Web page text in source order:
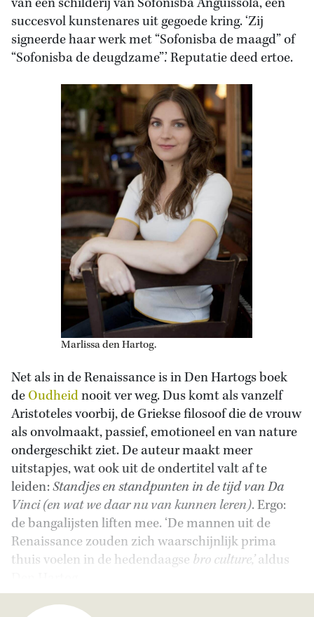
succesvol kunstenares uit gegoede kring. ‘Zij
signeerde haar werk met “Sofonisba de maagd” of
“Sofonisba de deugdzame”.’ Reputatie deed ertoe.
Marlissa den Hartog.
Net als in de Renaissance is in Den Hartogs boek
deOudheidnooit ver weg. Dus komt als vanzelf
Aristoteles voorbij, de Griekse filosoof die de vrouw
als onvolmaakt, passief, emotioneel en van nature
ondergeschikt ziet. De auteur maakt meer
uitstapjes, wat ook uit de ondertitel valt af te
leiden:Standjes en standpunten in de tijd van Da
Vinci (en wat we daar nu van kunnen leren). Ergo:
de bangalijsten liften mee. ‘De mannen uit de
Renaissance zouden zich waarschijnlijk prima
thuis voelen in de hedendaagse bro culture,’aldus